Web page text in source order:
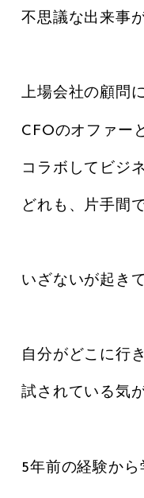
不思議な出来事が
上場会社の顧問
CFOのオファー
コラボしてビジ
どれも、片手間
いざないが起き
自分がどこに行
試されている気
5年前の経験から